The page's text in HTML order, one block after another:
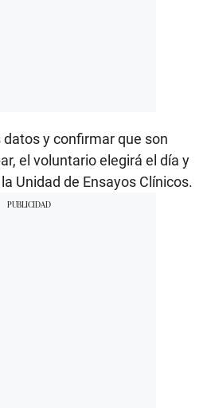
y confirmar que son
el voluntario elegirá el día y
Unidad de Ensayos Clínicos.